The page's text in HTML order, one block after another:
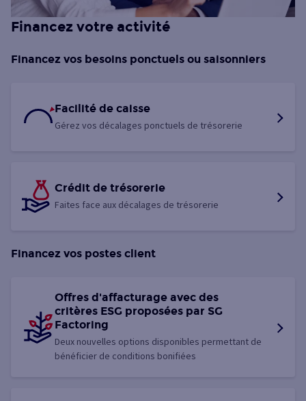
Financez votre activité
Financez vos besoins ponctuels ou saisonniers
Facilité de caisse
Gérez vos décalages ponctuels de trésorerie
Crédit de trésorerie
Faites face aux décalages de trésorerie
Financez vos postes client
Offres d'affacturage avec des
critères ESG proposées par SG
Factoring
Deux nouvelles options disponibles permettant de
bénéficier de conditions bonifiées